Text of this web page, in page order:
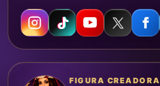
FIGURA CREADORA